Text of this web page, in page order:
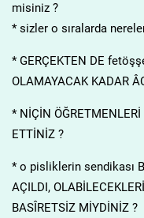
misiniz ?
* sizler o sıralarda
* GERÇEKTEN DE
OLAMAYACAK KADAR
* NİÇİN
ETTİNİZ ?
* o pisliklerin sendikası
AÇILDI,
BASÎRETSİZ MİYDİNİZ ?